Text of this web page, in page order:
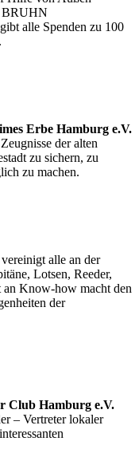
BRUHN
alle Spenden zu 100
Erbe Hamburg e.V.
der alten
zu sichern, zu
zu machen.
vereinigt alle an der
Lotsen, Reeder,
Know-how macht den
der
Club Hamburg e.V.
– Vertreter lokaler